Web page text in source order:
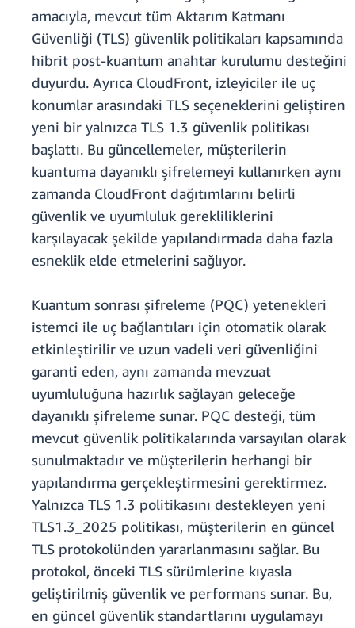
amacıyla, mevcut tüm Aktarım Katmanı
Güvenliği (TLS) güvenlik politikaları kapsamında
hibrit post-kuantum anahtar kurulumu desteğini
duyurdu. Ayrıca CloudFront, izleyiciler ile uç
konumlar arasındaki TLS seçeneklerini geliştiren
yeni bir yalnızca TLS 1.3 güvenlik politikası
başlattı. Bu güncellemeler, müşterilerin
kuantuma dayanıklı şifrelemeyi kullanırken aynı
zamanda CloudFront dağıtımlarını belirli
güvenlik ve uyumluluk gerekliliklerini
karşılayacak şekilde yapılandırmada daha fazla
esneklik elde etmelerini sağlıyor.
Kuantum sonrası şifreleme (PQC) yetenekleri
istemci ile uç bağlantıları için otomatik olarak
etkinleştirilir ve uzun vadeli veri güvenliğini
garanti eden, aynı zamanda mevzuat
uyumluluğuna hazırlık sağlayan geleceğe
dayanıklı şifreleme sunar. PQC desteği, tüm
mevcut güvenlik politikalarında varsayılan olarak
sunulmaktadır ve müşterilerin herhangi bir
yapılandırma gerçekleştirmesini gerektirmez.
Yalnızca TLS 1.3 politikasını destekleyen yeni
TLS1.3_2025 politikası, müşterilerin en güncel
TLS protokolünden yararlanmasını sağlar. Bu
protokol, önceki TLS sürümlerine kıyasla
geliştirilmiş güvenlik ve performans sunar. Bu,
en güncel güvenlik standartlarını uygulamayı